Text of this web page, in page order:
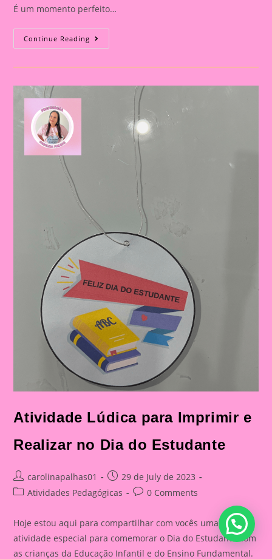
É um momento perfeito…
Continue Reading Atividade
Lúdica
Imprimir
No
Atividade Lúdica para Imprimir e
Realizar no Dia do Estudante
Post
author:
carolinapalhas01
Post
published:
29 de July de 2023
PostAtividades Pedagógicas
Post0 Comments
Hoje estou aqui para compartilhar com vocês uma
atividade especial para comemorar o Dia do Estudante com
as crianças da Educação Infantil e do Ensino Fundamental.